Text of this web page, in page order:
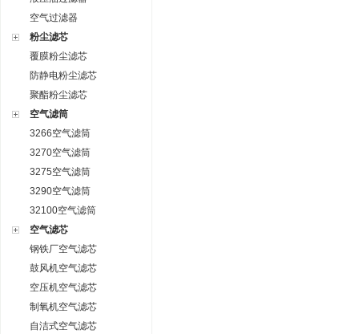
空气过滤器
粉尘滤芯
覆膜粉尘滤芯
防静电粉尘滤芯
聚酯粉尘滤芯
空气滤筒
3266空气滤筒
3270空气滤筒
3275空气滤筒
3290空气滤筒
32100空气滤筒
空气滤芯
钢铁厂空气滤芯
鼓风机空气滤芯
空压机空气滤芯
制氧机空气滤芯
自洁式空气滤芯